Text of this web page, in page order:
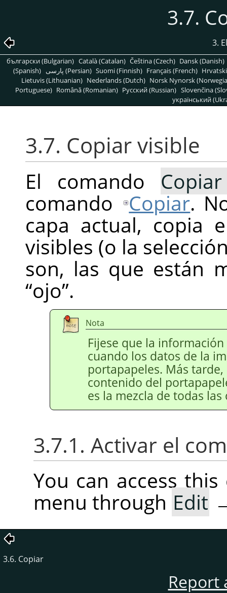
3.7.
3.
български (Bulgarian) Català (Catalan) Čeština (Czech) Dansk (Danish)
(Spanish)
پارسی (Persian) Suomi (Finnish) Français (French)
Lietuvis (Lithuanian) Nederlands (Dutch) Norsk Nynorsk
Portuguese) Română (Romanian) Pусский (Russian) Slovenčina
український
3.7. Copiar visible
El comando
comando
Copiar.
capa actual, copia
visibles (o la
son, las que están
“ojo”.
Nota
Fijese que la
cuando los datos de la
portapapeles. Más
contenido del
es la mezcla de todas las
3.7.1. Activar el
You can access
menu through Edit
3.6. Copiar
Report